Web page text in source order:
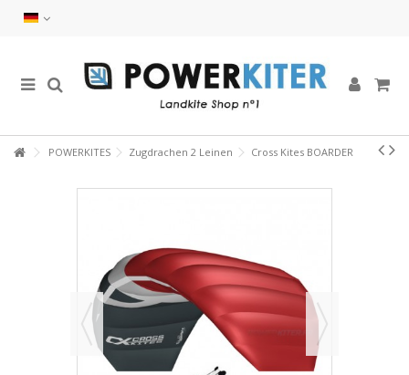
POWERKITES Zugdrachen 2 Leinen Cross Kites BOARDER